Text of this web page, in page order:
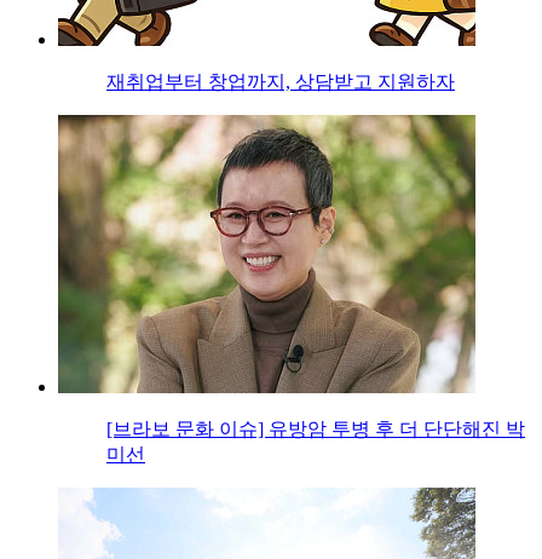
재취업부터 창업까지, 상담받고 지원하자
[브라보 문화 이슈] 유방암 투병 후 더 단단해진 박
미선